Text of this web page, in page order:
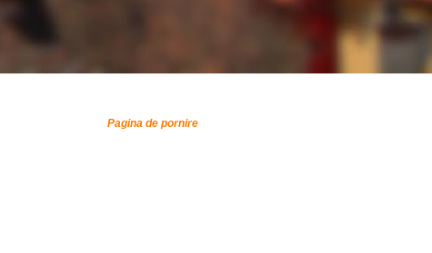
Pagina de pornire